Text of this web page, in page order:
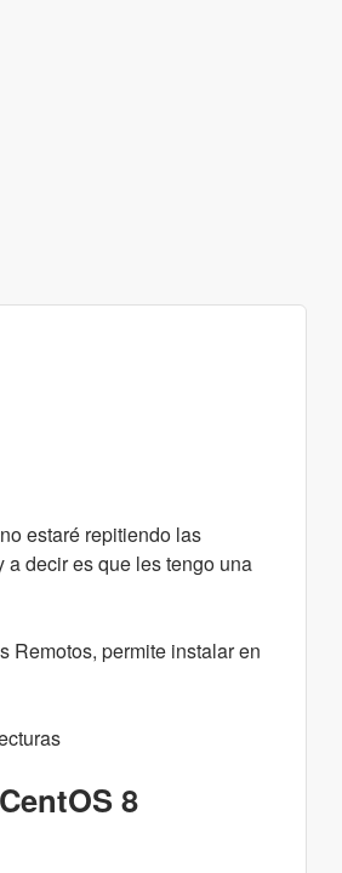
estaré repitiendo las
a decir es que les tengo una
Remotos, permite instalar en
8